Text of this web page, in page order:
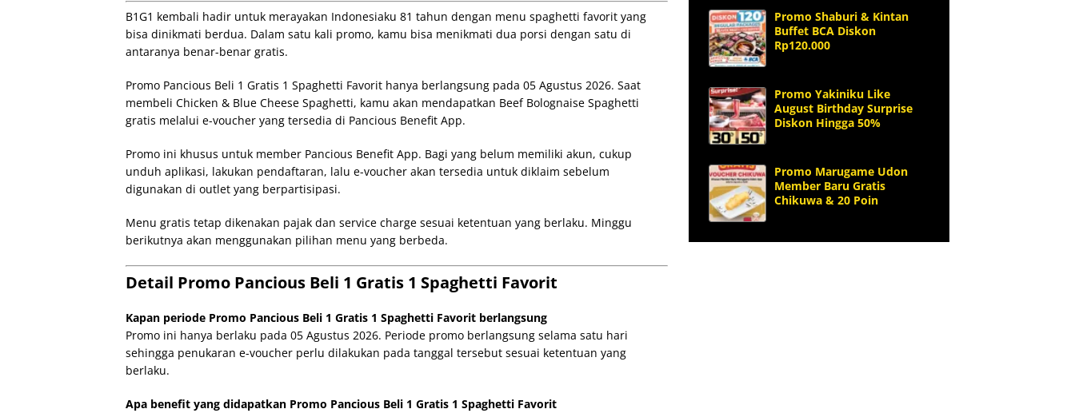
B1G1 kembali hadir untuk merayakan Indonesiaku 81 tahun dengan menu spaghetti favorit yang
bisa dinikmati berdua. Dalam satu kali promo, kamu bisa menikmati dua porsi dengan satu di
antaranya benar-benar gratis.
Promo Pancious Beli 1 Gratis 1 Spaghetti Favorit hanya berlangsung pada 05 Agustus 2026. Saat
membeli Chicken & Blue Cheese Spaghetti, kamu akan mendapatkan Beef Bolognaise Spaghetti
gratis melalui e-voucher yang tersedia di Pancious Benefit App.
Promo ini khusus untuk member Pancious Benefit App. Bagi yang belum memiliki akun, cukup
unduh aplikasi, lakukan pendaftaran, lalu e-voucher akan tersedia untuk diklaim sebelum
digunakan di outlet yang berpartisipasi.
Menu gratis tetap dikenakan pajak dan service charge sesuai ketentuan yang berlaku. Minggu
berikutnya akan menggunakan pilihan menu yang berbeda.
Detail Promo Pancious Beli 1 Gratis 1 Spaghetti Favorit
Kapan periode Promo Pancious Beli 1 Gratis 1 Spaghetti Favorit berlangsung
Promo ini hanya berlaku pada 05 Agustus 2026. Periode promo berlangsung selama satu hari
sehingga penukaran e-voucher perlu dilakukan pada tanggal tersebut sesuai ketentuan yang
berlaku.
Apa benefit yang didapatkan Promo Pancious Beli 1 Gratis 1 Spaghetti Favorit
Promo Shaburi & Kintan
Buffet BCA Diskon
Rp120.000
Promo Yakiniku Like
August Birthday Surprise
Diskon Hingga 50%
Promo Marugame Udon
Member Baru Gratis
Chikuwa & 20 Poin